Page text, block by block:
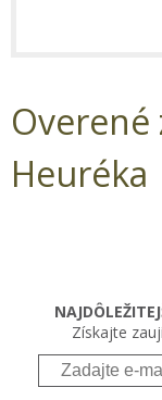
Overené
Heuréka
Získajte